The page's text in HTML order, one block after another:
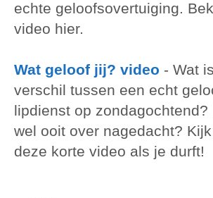
echte geloofsovertuiging.
video hier.
Wat geloof jij? video - Wat
verschil tussen een echt
lipdienst op zondagochtend?
wel ooit over nagedacht?
deze korte video als je durft!